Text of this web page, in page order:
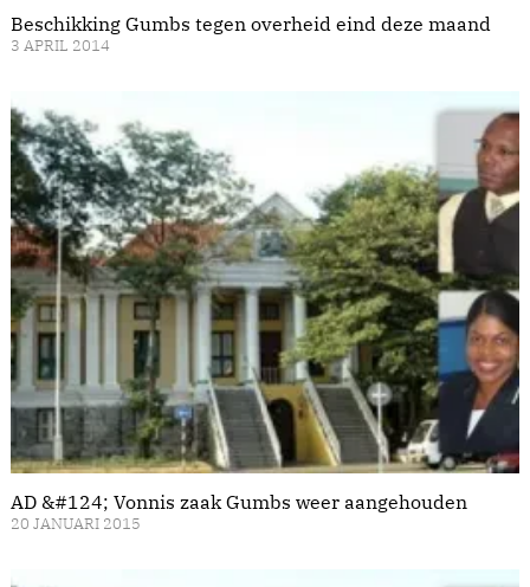
Beschikking Gumbs tegen overheid eind deze maand
3 APRIL 2014
AD &#124; Vonnis zaak Gumbs weer aangehouden
20 JANUARI 2015